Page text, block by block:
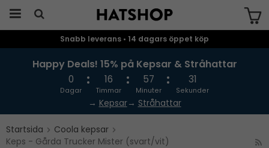
Snabb leverans • 14 dagars öppet köp
Happy Deals! 15% på Kepsar & Stråhattar
0
Dagar
16
Timmar
57
Minuter
30
Sekunder
→ Kepsar→ Stråhattar
Startsida
Coola kepsar
Keps - Gårda Trucker Mister (svart/vit)